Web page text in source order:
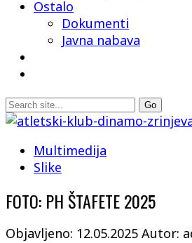
Ostalo
Dokumenti
Javna nabava
Multimedija
Slike
FOTO: PH ŠTAFETE 2025
Objavljeno: 12.05.2025 Autor: